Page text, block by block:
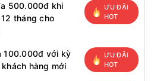
500.000đ khi
tháng cho
ƯU ĐÃI
HOT
100.000đ với kỳ
hàng mới
ƯU ĐÃI
HOT